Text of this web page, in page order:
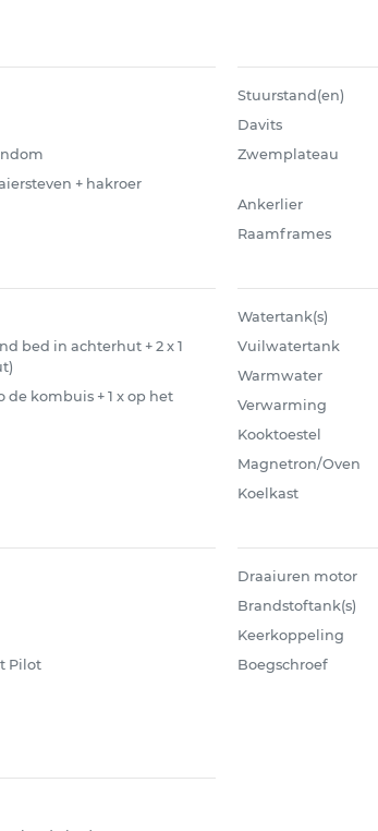
+ hakroer
Stuurstand(en)
Davits
Zwemplateau
Ankerlier
Raamframes
bed in achterhut + 2 x 1
de kombuis + 1 x op het
Watertank(s)
Vuilwatertank
Warmwater
Verwarming
Kooktoestel
Magnetron/Oven
Koelkast
Pilot
Draaiuren motor
Brandstoftank(s)
Keerkoppeling
Boegschroef